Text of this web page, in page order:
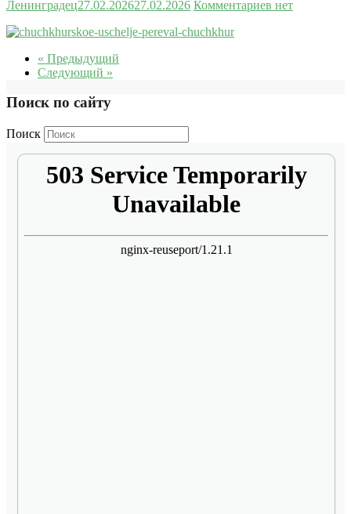
Ленинградец27.02.202627.02.2026 Комментариев нет
« Предыдущий
Следующий »
Поиск по сайту
Поиск